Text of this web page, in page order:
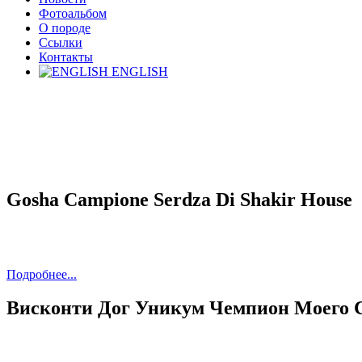
Фотоальбом
О породе
Ссылки
Контакты
ENGLISH
Gosha Campione Serdza Di Shakir House
Подробнее...
Висконти Дог Уникум Чемпион Моего